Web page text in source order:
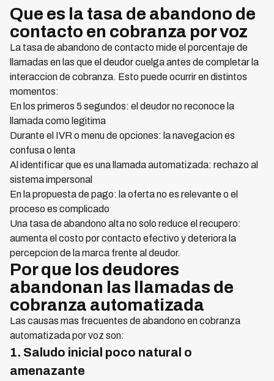
Que es la tasa de abandono de
contacto en cobranza por voz
La tasa de abandono de contacto mide el porcentaje de
llamadas en las que el deudor cuelga antes de completar la
interaccion de cobranza. Esto puede ocurrir en distintos
momentos:
En los primeros 5 segundos: el deudor no reconoce la
llamada como legitima
Durante el IVR o menu de opciones: la navegacion es
confusa o lenta
Al identificar que es una llamada automatizada: rechazo al
sistema impersonal
En la propuesta de pago: la oferta no es relevante o el
proceso es complicado
Una tasa de abandono alta no solo reduce el recupero:
aumenta el costo por contacto efectivo y deteriora la
percepcion de la marca frente al deudor.
Por que los deudores
abandonan las llamadas de
cobranza automatizada
Las causas mas frecuentes de abandono en cobranza
automatizada por voz son:
1. Saludo inicial poco natural o
amenazante